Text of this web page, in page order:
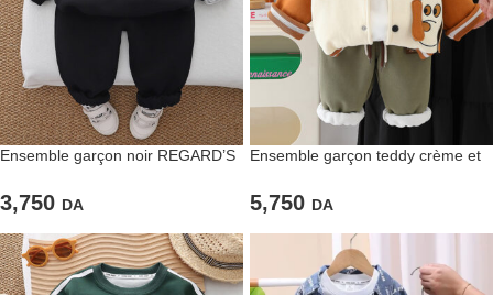
Ensemble garçon noir REGARD’S
absolu
3,750 DA
Ensemble garçon teddy crème et
touche amusante
5,750 DA